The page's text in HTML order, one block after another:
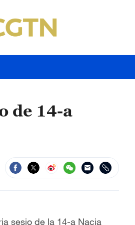
de 14-a
sesio de la 14-a Nacia